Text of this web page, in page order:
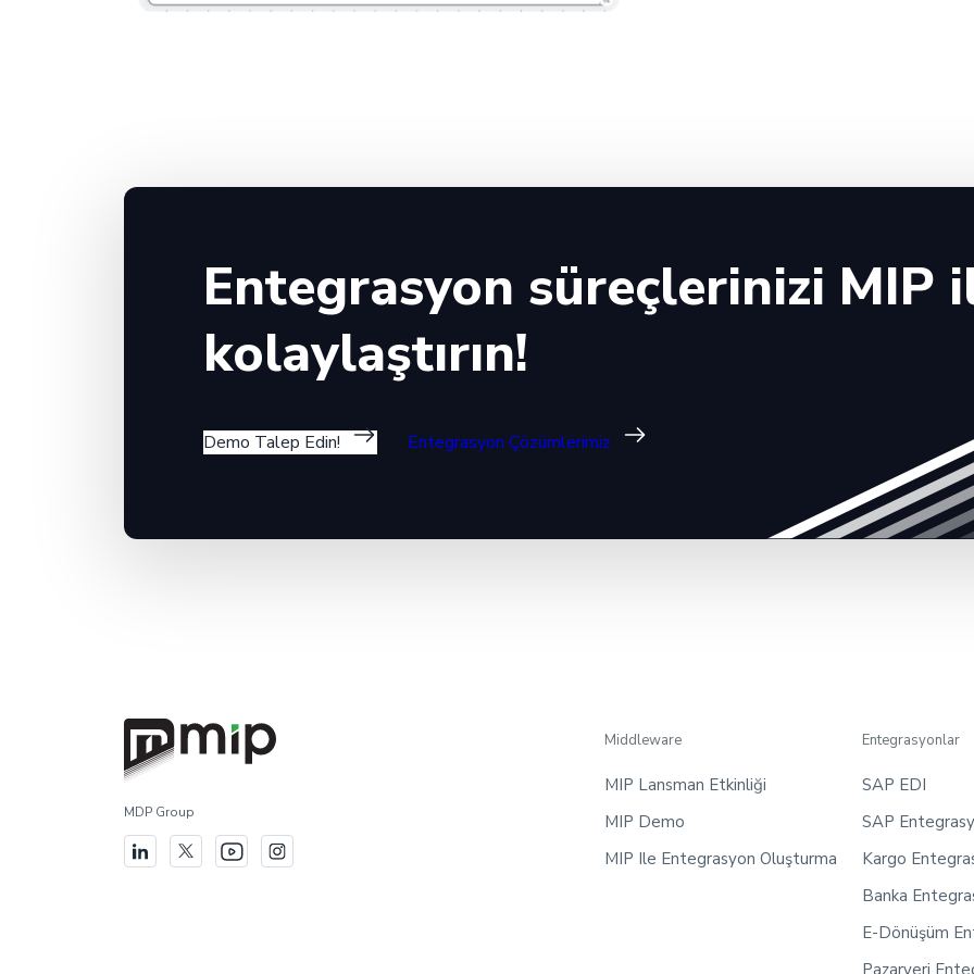
Entegrasyon süreçlerinizi MIP
kolaylaştırın!
Demo Talep Edin! Entegrasyon Çözümlerimiz
MDP Group
Middleware
MIP Lansman Etkinliği
MIP Demo
MIP Ile Entegrasyon Oluşturma
Entegrasyonlar
SAP EDI
SAP
Kargo
Banka
E-Dönüşüm